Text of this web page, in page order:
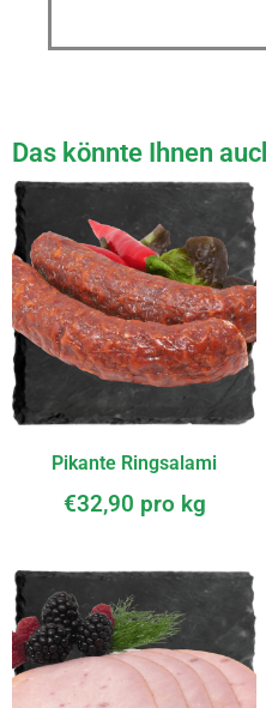
Das könnte Ihnen
Pikante Ringsalami
€32,90 pro kg